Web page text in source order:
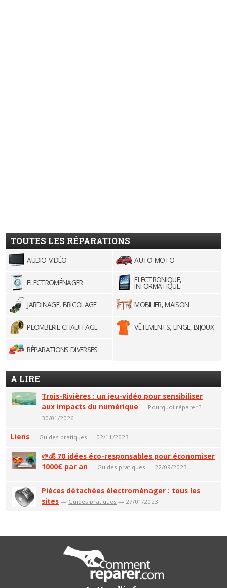
TOUTES LES RÉPARATIONS
AUDIO-VIDÉO AUTO-MOTO
ELECTROMÉNAGER ELECTRONIQUE,
INFORMATIQUE
JARDINAGE, BRICOLAGE
MOBILIER, MAISON
PLOMBERIE-CHAUFFAGE VÊTEMENTS, LINGE, BIJOUX
RÉPARATIONS DIVERSES
A LIRE
Trois-Rivières : un jeu-vidéo pour sensibiliser
aux impacts du numérique — Pourquoi réparer ? —
30/01/2026
Liens — Guides pratiques — 02/11/2023
🌱💰 70 idées éco-responsables pour économiser
1000€ par an — Guides pratiques — 22/09/2023
Pièces détachées électroménager : tous les
sites — Guides pratiques — 27/01/2023